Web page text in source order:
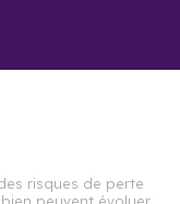
risques de perte